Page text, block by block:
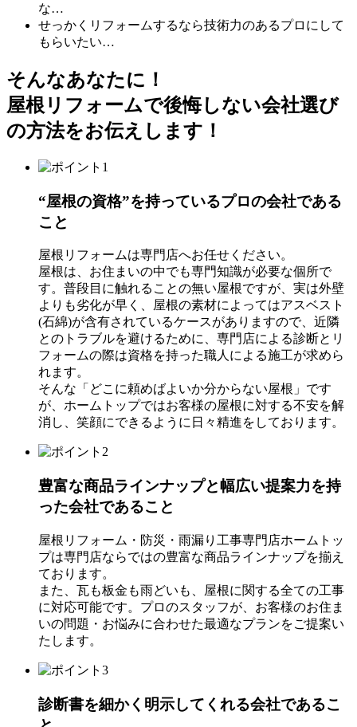
な…
せっかくリフォームするなら技術力のあるプロにして
もらいたい…
そんなあなたに！
屋根リフォームで後悔しない会社選び
の方法をお伝えします！
“屋根の資格”を持っているプロの会社である
こと
屋根リフォームは専門店へお任せください。
屋根は、お住まいの中でも専門知識が必要な個所で
す。普段目に触れることの無い屋根ですが、実は外壁
よりも劣化が早く、屋根の素材によってはアスベスト
(石綿)が含有されているケースがありますので、近隣
とのトラブルを避けるために、専門店による診断とリ
フォームの際は資格を持った職人による施工が求めら
れます。
そんな「どこに頼めばよいか分からない屋根」です
が、ホームトップではお客様の屋根に対する不安を解
消し、笑顔にできるように日々精進をしております。
豊富な商品ラインナップと幅広い提案力を持
った会社であること
屋根リフォーム・防災・雨漏り工事専門店ホームトッ
プは専門店ならではの豊富な商品ラインナップを揃え
ております。
また、瓦も板金も雨どいも、屋根に関する全ての工事
に対応可能です。プロのスタッフが、お客様のお住ま
いの問題・お悩みに合わせた最適なプランをご提案い
たします。
診断書を細かく明示してくれる会社であるこ